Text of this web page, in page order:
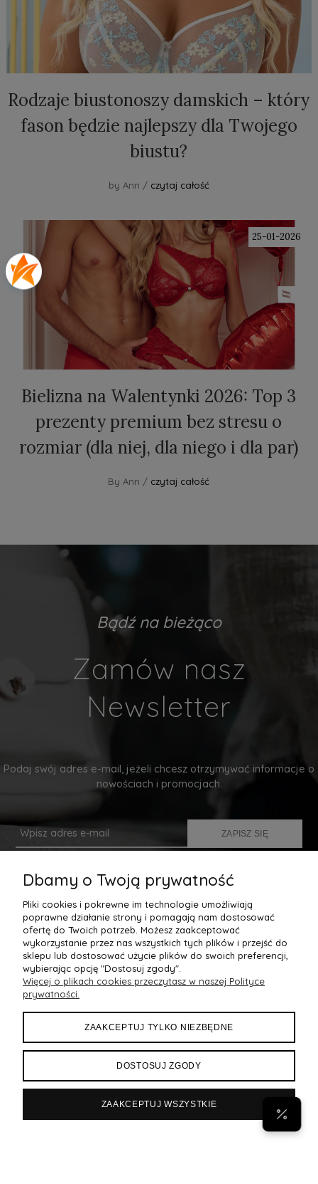
Rodzaje biustonoszy damskich – który
fason będzie najlepszy dla Twojego
biustu?
by Ann / czytaj całość
25-01-2026
Bielizna na Walentynki 2026: Top 3
prezenty premium bez stresu o
rozmiar (dla niej, dla niego i dla par)
By Ann / czytaj całość
Bądź na bieżąco
Zamów nasz
Newsletter
Podaj swój adres e-mail, jeżeli chcesz otrzymywać informacje o
nowościach i promocjach.
ZAPISZ SIĘ
POMOC
MOJE KONTO
PŁATNOŚCI I DOSTAWA
Dbamy o Twoją prywatność
Pliki cookies i pokrewne im technologie umożliwiają
poprawne działanie strony i pomagają nam dostosować
ofertę do Twoich potrzeb. Możesz zaakceptować
wykorzystanie przez nas wszystkich tych plików i przejść do
sklepu lub dostosować użycie plików do swoich preferencji,
wybierając opcję "Dostosuj zgody".
Więcej o plikach cookies przeczytasz w naszej Polityce
prywatności.
ZAAKCEPTUJ TYLKO NIEZBĘDNE
DOSTOSUJ ZGODY
ZAAKCEPTUJ WSZYSTKIE